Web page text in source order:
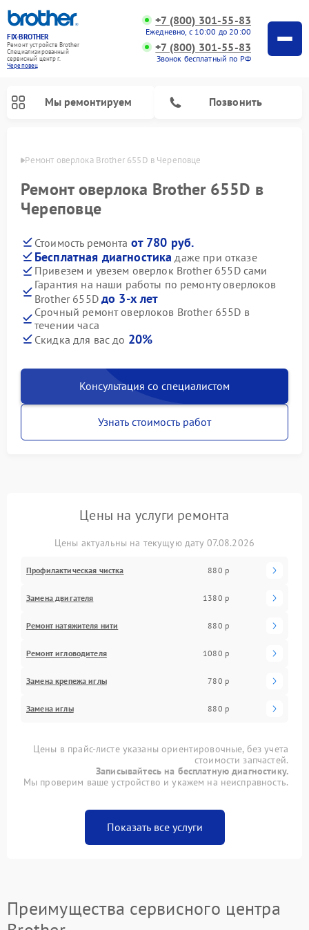
FIX-BROTHER
Ремонт устройств Brother
Специализированный
cервисный центр г.
Череповец
+7 (800) 301-55-83
Ежедневно, с 10:00 до 20:00
+7 (800) 301-55-83
Звонок бесплатный по РФ
Мы ремонтируем Позвонить
Ремонт оверлока Brother 655D в Череповце
Ремонт оверлока Brother 655D в
Череповце
Стоимость ремонта от 780 руб.
Бесплатная диагностика даже при отказе
Привезем и увезем оверлок Brother 655D сами
Гарантия на наши работы по ремонту оверлоков
Brother 655D до 3-х лет
Срочный ремонт оверлоков Brother 655D в
течении часа
Скидка для вас до 20%
Консультация со специалистом
Узнать стоимость работ
Цены на услуги ремонта
Цены актуальны на текущую дату 07.08.2026
Профилактическая чистка 880 р
Замена двигателя 1380 р
Ремонт натяжителя нити 880 р
Ремонт игловодителя 1080 р
Замена крепежа иглы 780 р
Замена иглы 880 р
Цены в прайс-листе указаны ориентировочные, без учета
стоимости запчастей.
Записывайтесь на бесплатную диагностику.
Мы проверим ваше устройство и укажем на неисправность.
Показать все услуги
Преимущества сервисного центра